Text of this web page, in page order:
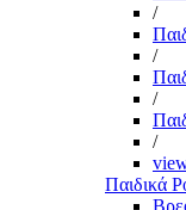
/
/
/
/
Παιδικά